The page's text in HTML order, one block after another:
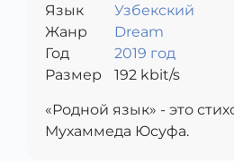
Язык
Узбекский
Жанр
Dream
Год
2019 год
Размер
192 kbit/s
«Родной язык» - это
Мухаммеда Юсуфа.